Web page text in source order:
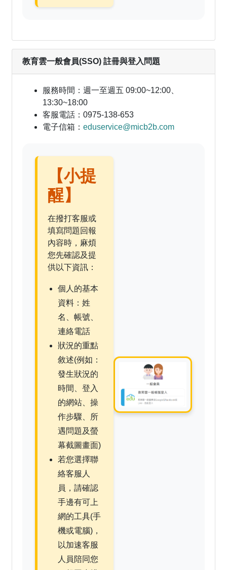
教育雲一般會員(SSO) 註冊與登入問題
服務時間：週一至週五 09:00~12:00、
13:30~18:00
客服電話： 0975-138-653
電子信箱： eduservice@micb2b.com
【小提
醒】
在撥打客服或
填寫問題回報
內容時，麻煩
您先確認及提
供以下資訊：
個人的基本
資料：姓
名、帳號、
連絡電話
狀況的重點
敘述(例如：
發生狀況的
時間、登入
的網站、操
作步驟、所
遇問題及螢
幕截圖畫面)
若您選擇聯
絡客服人
員，請確認
手邊有可上
網的工具(手
機或電腦)，
以加速客服
人員陪同您